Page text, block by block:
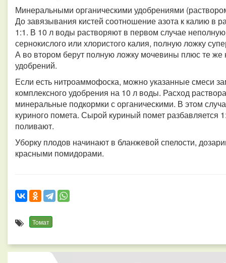
Минеральными органическими удобрениями
До завязывания кистей соотношение азота к калию в
1:1. В 10 л воды растворяют в первом случае
сернокислого или хлористого калия, полную ложку
А во втором берут полную ложку мочевины плюс те
удобрений.
Если есть нитроаммофоска, можно указанные смеси
комплексного удобрения на 10 л воды. Расход
минеральные подкормки с органическими. В этом
куриного помета. Сырой куриный помет разбавляется
поливают.
Уборку плодов начинают в бланжевой спелости,
красными помидорами.
Томат